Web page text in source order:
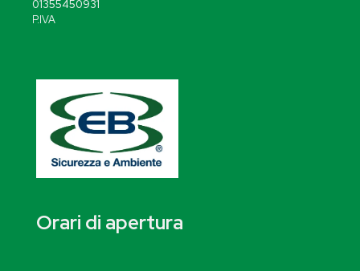
01355450931
P.IVA
Orari di apertura